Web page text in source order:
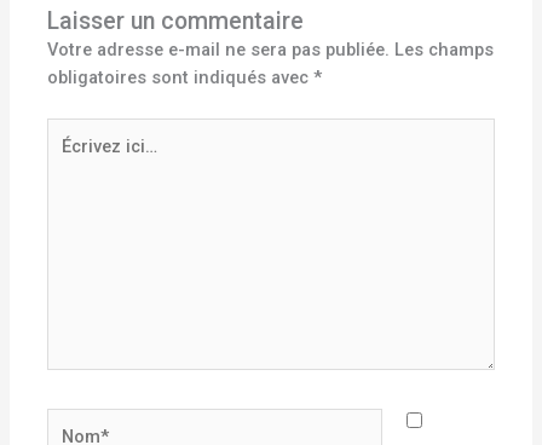
Laisser un commentaire
Votre adresse e-mail ne sera pas publiée. Les champs
obligatoires sont indiqués avec*
Écrivez
ici…